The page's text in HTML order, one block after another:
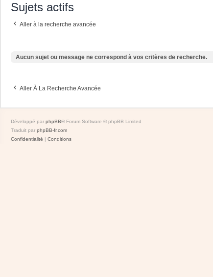
Sujets actifs
Aller à la recherche avancée
Aucun sujet ou message ne correspond à vos critères de recherche.
Aller À La Recherche Avancée
Développé par phpBB® Forum Software © phpBB Limited
Traduit par phpBB-fr.com
Confidentialité | Conditions